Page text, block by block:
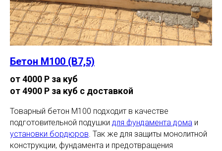
Бетон М100 (В7,5)
от 4000 Р за куб
от 4900 Р за куб с доставкой
Товарный бетон М100 подходит в качестве
подготовительной подушки для фундамента дома и
установки бордюров. Так же для защиты монолитной
конструкции, фундамента и предотвращения